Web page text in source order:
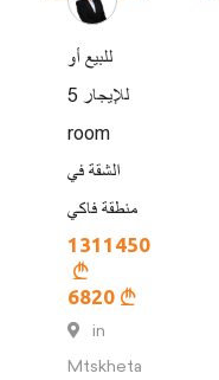
للبيع أو
للإيجار 5
room
الشقة في
منطقة فاكي
1311450
6820
in
Mtskheta